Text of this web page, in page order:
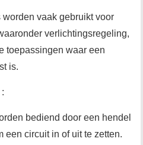
vaak gebruikt voor
verlichtingsregeling,
toepassingen waar een
is.
:
bediend door een hendel
een ​​circuit in of uit te zetten.